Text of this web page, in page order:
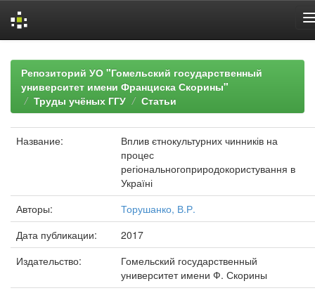
navigationРепозиторий УО "Гомельский государственный
университет имени Франциска Скорины"
Труды учёных ГГУ
Статьи
Название:
Вплив єтнокультурних чинників на
процес
регіональногоприродокористування в
Україні
Авторы:
Торушанко, В.Р.
Дата публикации:
2017
Издательство:
Гомельский государственный
университет имени Ф. Скорины